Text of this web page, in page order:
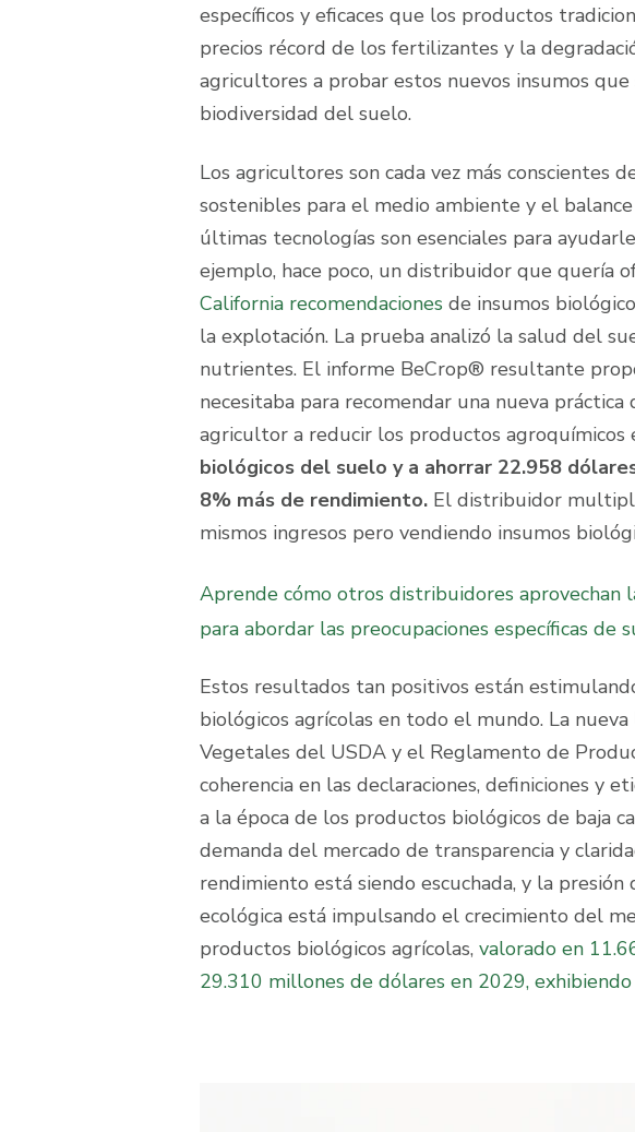
específicos y eficaces que los productos
precios récord de los fertilizantes y la
agricultores a probar estos nuevos insumos
biodiversidad del suelo.
Los agricultores son cada vez más conscientes
sostenibles para el medio ambiente y el
últimas tecnologías son esenciales para
ejemplo, hace poco, un distribuidor que quería
California recomendaciones de insumos
la explotación. La prueba analizó la salud del
nutrientes. El informe BeCrop® resultante
necesitaba para recomendar una nueva
agricultor a reducir los productos agroquímicos
biológicos del suelo y a ahorrar 22.958
8% más de rendimiento. El distribuidor
mismos ingresos pero vendiendo insumos
Aprende cómo otros distribuidores aprovechan
para abordar las preocupaciones específicas
Estos resultados tan positivos están
biológicos agrícolas en todo el mundo. La
Vegetales del USDA y el Reglamento de
coherencia en las declaraciones, definiciones y
a la época de los productos biológicos de baja
demanda del mercado de transparencia y
rendimiento está siendo escuchada, y la
ecológica está impulsando el crecimiento del
productos biológicos agrícolas, valorado en
29.310 millones de dólares en 2029,